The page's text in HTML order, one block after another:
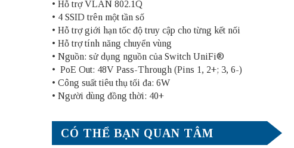
• Hỗ trợ VLAN 802.1Q
• 4 SSID trên một tần số
• Hỗ trợ giới hạn tốc độ truy cập cho từng kết nối
• Hỗ trợ tính năng chuyển vùng
• Nguồn: sử dụng nguồn của Switch UniFi®
• PoE Out: 48V Pass-Through (Pins 1, 2+; 3, 6-)
• Công suất tiêu thụ tối đa: 6W
• Người dùng đồng thời: 40+
CÓ THỂ BẠN QUAN TÂM